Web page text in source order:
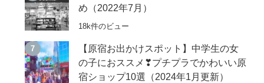
め（2022年7月）
18k件のビュー
【原宿お出かけスポット】中学生の女
の子におススメ❣プチプラでかわいい原
宿ショップ10選（2024年1月更新）